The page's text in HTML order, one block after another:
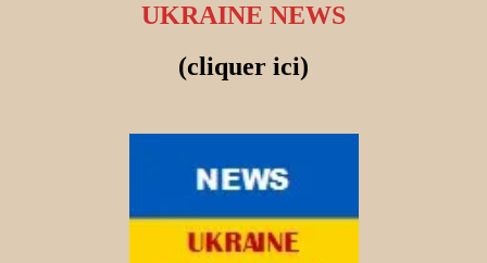
UKRAINE NEWS
(cliquer ici)